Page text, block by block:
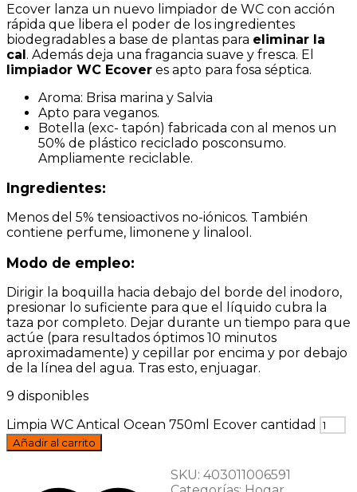
Ecover lanza un nuevo limpiador de WC con acción
rápida que libera el poder de los ingredientes
biodegradables a base de plantas para eliminar la
cal. Además deja una fragancia suave y fresca. El
limpiador WC Ecover es apto para fosa séptica.
Aroma: Brisa marina y Salvia
Apto para veganos.
Botella (exc- tapón) fabricada con al menos un
50% de plástico reciclado posconsumo.
Ampliamente reciclable.
Ingredientes:
Menos del 5% tensioactivos no-iónicos. También
contiene perfume, limonene y linalool.
Modo de empleo:
Dirigir la boquilla hacia debajo del borde del inodoro,
presionar lo suficiente para que el líquido cubra la
taza por completo. Dejar durante un tiempo para que
actúe (para resultados óptimos 10 minutos
aproximadamente) y cepillar por encima y por debajo
de la línea del agua. Tras esto, enjuagar.
9 disponibles
Limpia WC Antical Ocean 750ml Ecover cantidad
Añadir al carrito
SKU: 403011006591